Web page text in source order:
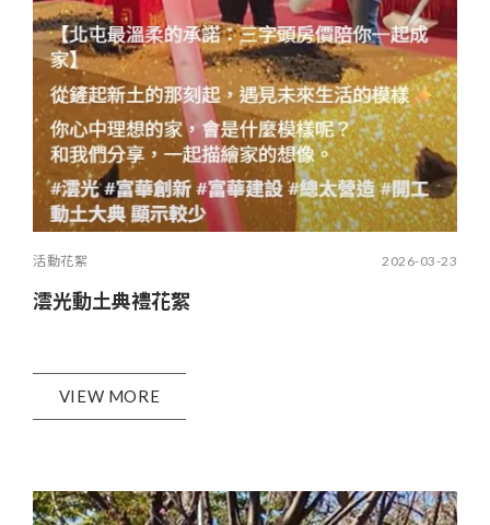
活動花絮 2026-03-23
澐光動土典禮花絮
VIEW MORE